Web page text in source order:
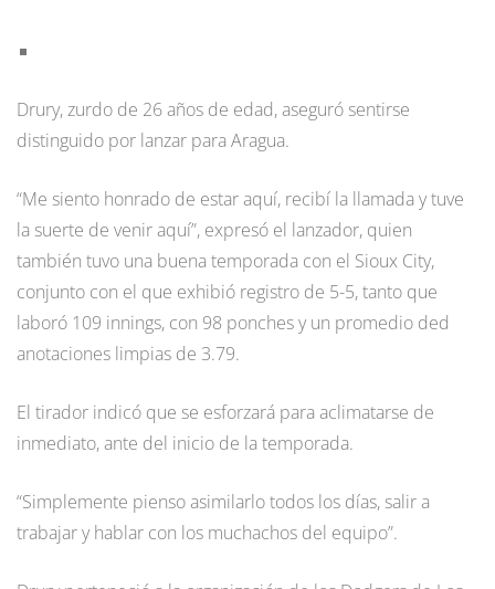
Drury, zurdo de 26 años de edad, aseguró sentirse
distinguido por lanzar para Aragua.
“Me siento honrado de estar aquí, recibí la llamada y tuve
la suerte de venir aquí”, expresó el lanzador, quien
también tuvo una buena temporada con el Sioux City,
conjunto con el que exhibió registro de 5-5, tanto que
laboró 109 innings, con 98 ponches y un promedio ded
anotaciones limpias de 3.79.
El tirador indicó que se esforzará para aclimatarse de
inmediato, ante del inicio de la temporada.
“Simplemente pienso asimilarlo todos los días, salir a
trabajar y hablar con los muchachos del equipo”.